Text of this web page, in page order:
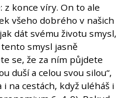
konce víry. On to ale
všeho dobrého v našich
dát svému životu smysl,
smysl jasně
se, že za ním půjdete
duší a celou svou silou“,
na cestách, když uléháš i